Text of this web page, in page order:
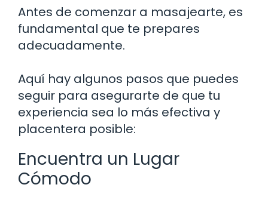
Antes de comenzar a masajearte, es
fundamental que te prepares
adecuadamente.
Aquí hay algunos pasos que puedes
seguir para asegurarte de que tu
experiencia sea lo más efectiva y
placentera posible:
Encuentra un Lugar
Cómodo